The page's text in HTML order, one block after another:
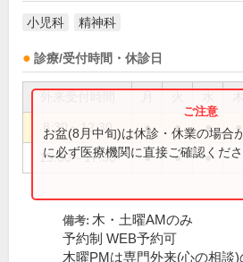
小児科 精神科
診療/受付時間・休診日
8:30～12:30 ● ● ● ●
15:00～17:30 ● ● ●
お盆(8月中旬)は休診・休業の場合
に必ず医療機関に直接ご確認くださ
備考: 木・土曜AMのみ
予約制 WEB予約可
木曜PMは専門外来(心の相談)